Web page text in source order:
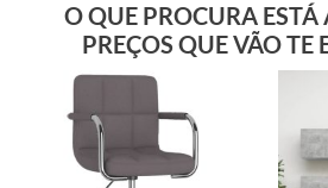
O QUE PROCURA
PREÇOS QUE VÃO TE